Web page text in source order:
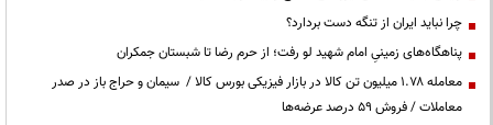
چرا نباید ایران از تنگه دست بردارد؟
پناهگاه‌های زمینیِ امام شهید لو رفت؛ از حرم رضا تا شبستان جمکران
معامله ۱.۷۸ میلیون تن کالا در بازار فیزیکی بورس کالا / سیمان و حراج باز در صدر
معاملات / فروش ۵۹ درصد عرضه‌ها